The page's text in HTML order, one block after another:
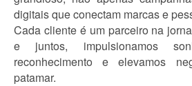
digitais que conectam marcas e
Cada cliente é um parceiro na
e juntos, impulsionamos
reconhecimento e elevamos
patamar.